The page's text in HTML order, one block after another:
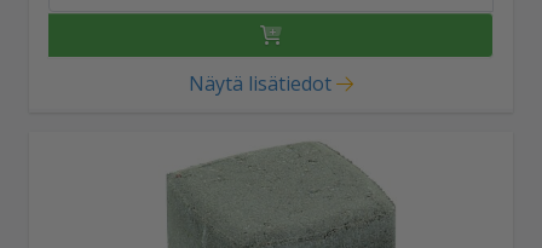
Näytä lisätiedot